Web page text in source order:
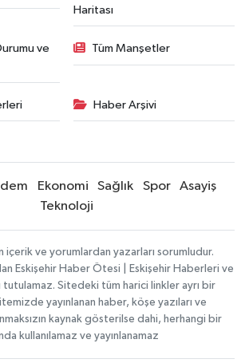
Haritası
ve
Tüm Manşetler
Haber Arşivi
Ekonomi Sağlık Spor
Asayiş
Teknoloji
içerik ve yorumlardan yazarları sorumludur.
Eskişehir Haber Ötesi | Eskişehir Haberleri ve
tutulamaz. Sitedeki tüm harici linkler ayrı bir
yayınlanan haber, köşe yazıları ve
kaynak gösterilse dahi, herhangi bir
kullanılamaz ve yayınlanamaz